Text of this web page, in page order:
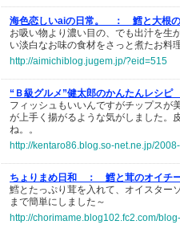
海色恋しいaiの日常。 ：
鱈と大根
お吸い物より濃い目の、でも出汁を生
い淡白なお味の食材をさっと煮たお料
http://aimichiblog.jugem.jp/?eid=515
“Ｂ級グルメ”健太郎のかんたんレシピ
フィッシュもいいんですがチップスが
が上手く揚がるような気がしました。
ね。。
http://kentaro86.blog.so-net.ne.jp/
ちょりまめ日和 ：
鱈と茸のオイチ
鱈とたっぷり茸を入れて、オイスター
まで簡単にしました～
http://chorimame.blog102.fc2.com/